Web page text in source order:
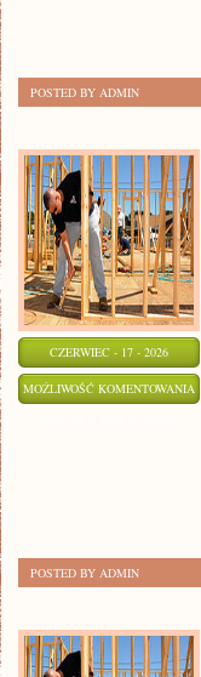
POSTED BY ADMIN
CZERWIEC - 17 - 2026
MOŻLIWOŚĆ KOMENTOWANIA
POSTED BY ADMIN